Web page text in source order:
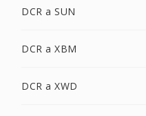
DCR a SUN
DCR a XBM
DCR a XWD